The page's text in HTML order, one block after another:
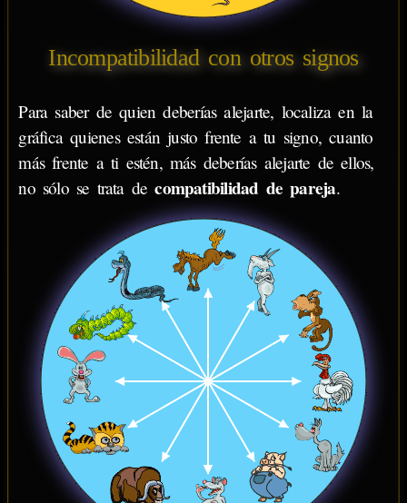
Incompatibilidad con otros signos
Para saber de quien deberías alejarte, localiza en la
gráfica quienes están justo frente a tu signo, cuanto
más frente a ti estén, más deberías alejarte de ellos,
no sólo se trata decompatibilidad de pareja.